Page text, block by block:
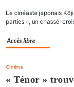
Le cinéaste japonais
parties », un chassé-
Accès libre
Cinéma
« Ténor »